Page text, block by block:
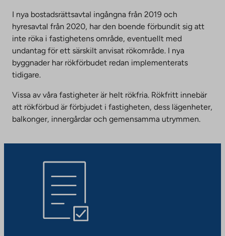
I nya bostadsrättsavtal ingångna från 2019 och
hyresavtal från 2020, har den boende förbundit sig att
inte röka i fastighetens område, eventuellt med
undantag för ett särskilt anvisat rökområde. I nya
byggnader har rökförbudet redan implementerats
tidigare.
Vissa av våra fastigheter är helt rökfria. Rökfritt innebär
att rökförbud är förbjudet i fastigheten, dess lägenheter,
balkonger, innergårdar och gemensamma utrymmen.